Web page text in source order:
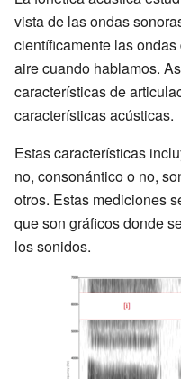
vista de las ondas
científicamente las
aire cuando hablamos.
características de
características acústicas.
Estas características
no, consonántico o no,
otros. Estas mediciones
que son gráficos donde
los sonidos.